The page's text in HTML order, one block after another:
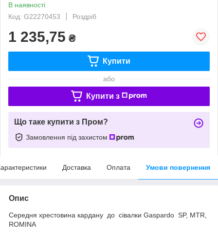
В наявності
Код: G22270453
Роздріб
1 235,75 ₴
Купити
або
Купити з
Що таке купити з Пром?
Замовлення під захистом
Доставка Оплата Умови повернення
Опис
Середня хрестовина кардану до сівалки Gaspardo SP, MTR,
ROMINA